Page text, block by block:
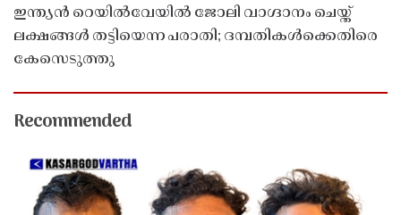
ഇന്ത്യൻ റെയിൽവേയിൽ ജോലി വാഗ്ദാനം ചെയ്ത്
ലക്ഷങ്ങൾ തട്ടിയെന്ന പരാതി; ദമ്പതികൾക്കെതിരെ
കേസെടുത്തു
Recommended